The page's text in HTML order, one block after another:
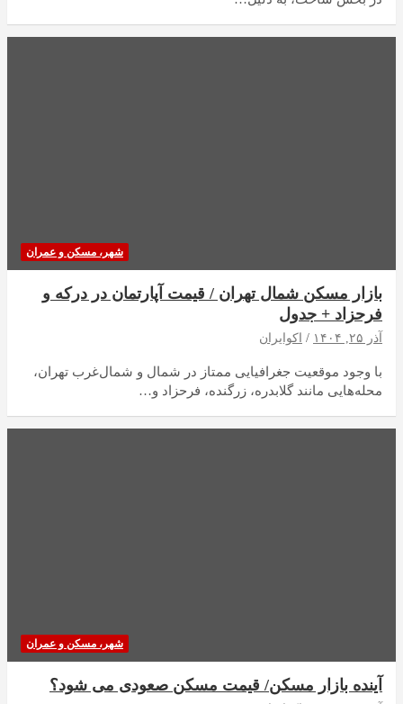
شهر، مسکن و عمران
بازار مسکن شمال تهران / قیمت آپارتمان در درکه و
فرحزاد + جدول
آذر ۲۵, ۱۴۰۴ اکوایران
با وجود موقعیت جغرافیایی ممتاز در شمال و شمال‌غرب تهران،
محله‌هایی مانند گلابدره، زرگنده، فرحزاد و…
شهر، مسکن و عمران
آینده بازار مسکن/ قیمت مسکن صعودی می شود؟